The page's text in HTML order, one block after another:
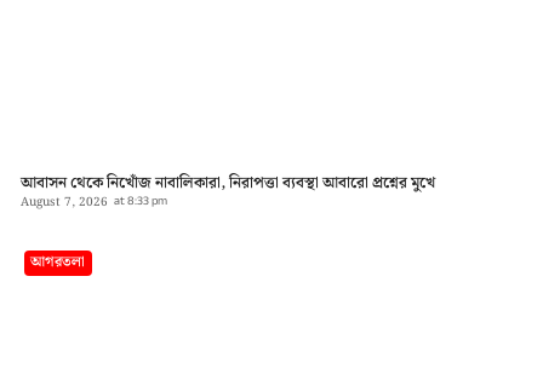
আবাসন থেকে নিখোঁজ নাবালিকারা, নিরাপত্তা ব্যবস্থা আবারো প্রশ্নের মুখে
August 7, 2026 at8:33 pm
আগরতলা